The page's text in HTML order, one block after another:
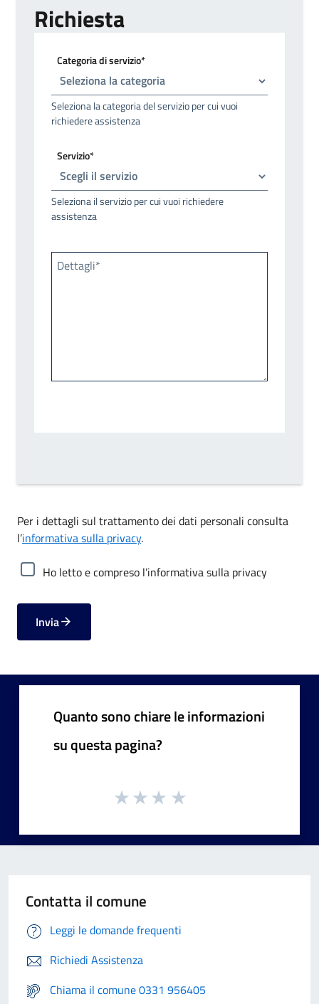
Richiesta
Categoria di servizio*
Seleziona la categoria del servizio per cui vuoi
richiedere assistenza
Servizio*
Seleziona il servizio per cui vuoi richiedere
assistenza
Dettagli*
Per i dettagli sul trattamento dei dati personali consulta
l’informativa sulla privacy.
Ho letto e compreso l’informativa sulla privacy
Invia
Quanto sono chiare le informazioni
su questa pagina?
Contatta il comune
Leggi le domande frequenti
Richiedi Assistenza
Chiama il comune 0331 956405